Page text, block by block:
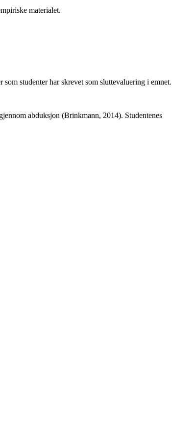
materialet.
studenter har skrevet som sluttevaluering i emnet.
abduksjon (Brinkmann, 2014). Studentenes